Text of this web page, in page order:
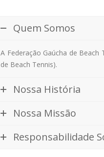
Quem Somos
A Federação Gaúcha de
de Beach Tennis).
Nossa História
Nossa Missão
Responsabilidade